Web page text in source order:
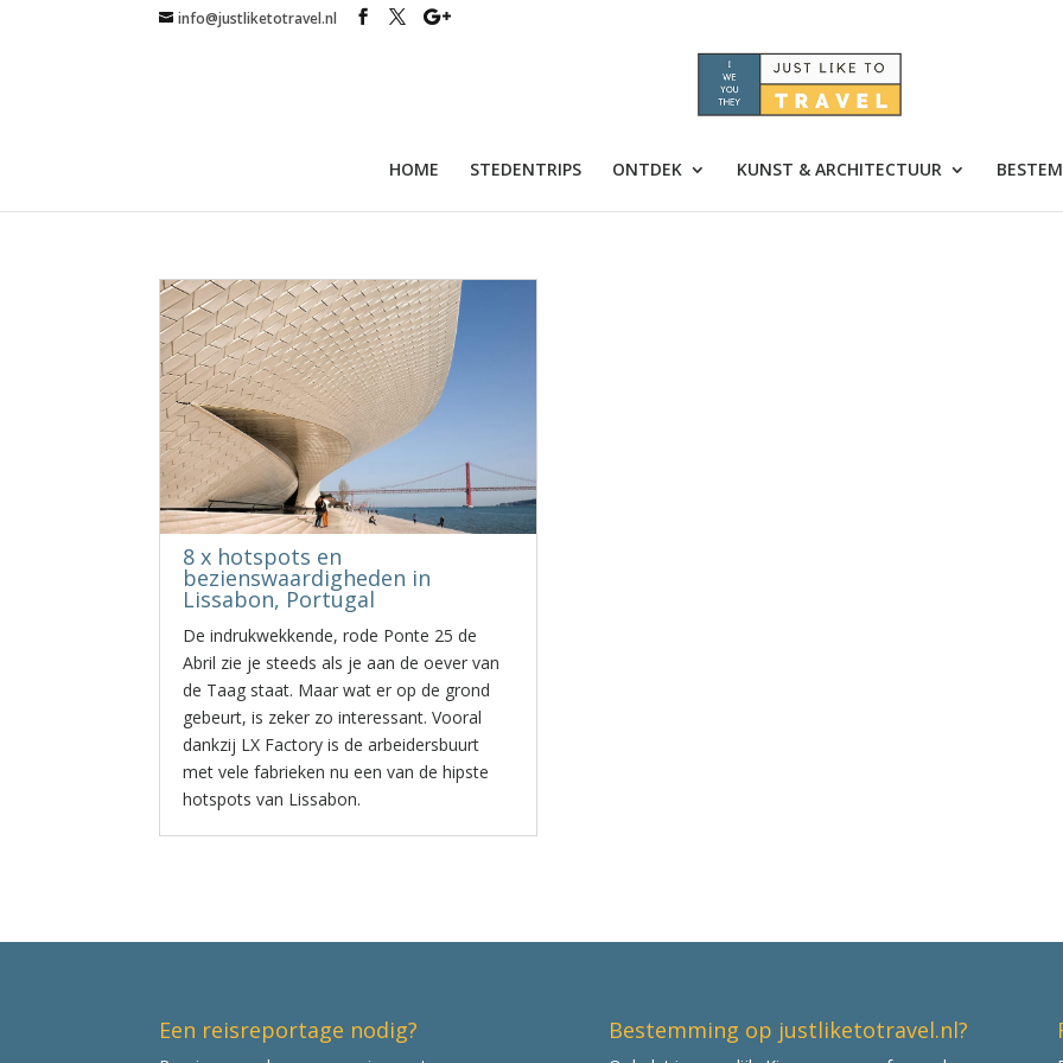
info@justliketotravel.nl
HOME STEDENTRIPS ONTDEK KUNST & ARCHITECTUUR
8 x hotspots en
bezienswaardigheden in
Lissabon, Portugal
De indrukwekkende, rode Ponte 25 de
Abril zie je steeds als je aan de oever van
de Taag staat. Maar wat er op de grond
gebeurt, is zeker zo interessant. Vooral
dankzij LX Factory is de arbeidersbuurt
met vele fabrieken nu een van de hipste
hotspots van Lissabon.
Een reisreportage nodig? Bestemming op justliketotravel.nl?